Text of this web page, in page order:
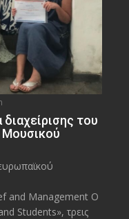
του
Μουσικού
and Management O
Students», τρεις